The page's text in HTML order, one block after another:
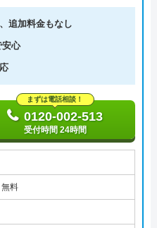
追加料金もなし
安心
まずは電話相談！
0120-002-513
受付時間 24時間
料